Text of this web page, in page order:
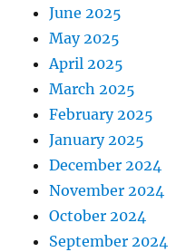
June 2025
May 2025
April 2025
March 2025
February 2025
January 2025
December 2024
November 2024
October 2024
September 2024